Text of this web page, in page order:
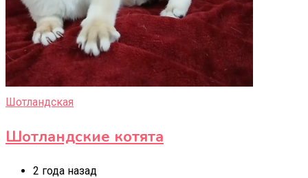
Шотландская
Шотландские котята
2 года назад